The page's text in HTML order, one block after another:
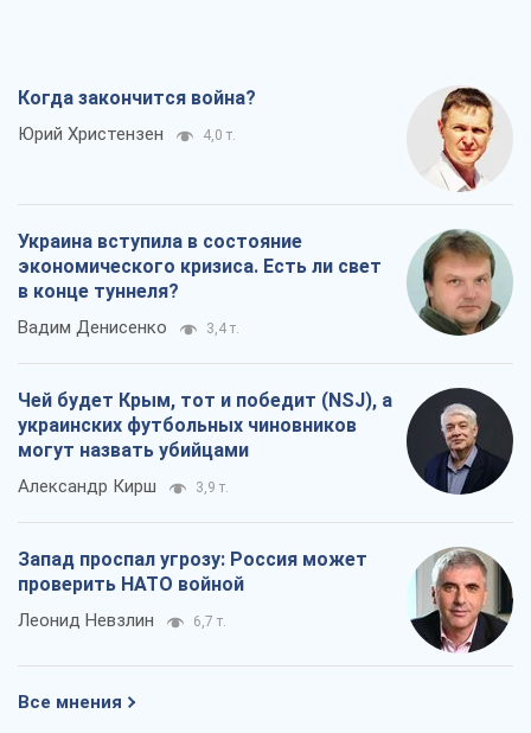
Когда закончится война?
Юрий Христензен 4,0 т.
Украина вступила в состояние
экономического кризиса. Есть ли свет
в конце туннеля?
Вадим Денисенко 3,4 т.
Чей будет Крым, тот и победит (NSJ), а
украинских футбольных чиновников
могут назвать убийцами
Александр Кирш 3,9 т.
Запад проспал угрозу: Россия может
проверить НАТО войной
Леонид Невзлин 6,7 т.
Все мнения